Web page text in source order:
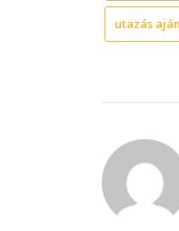
utazás